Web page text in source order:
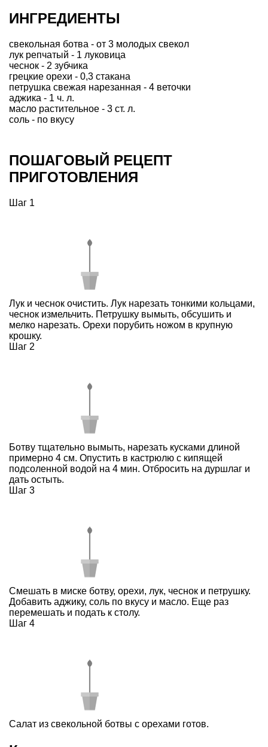
ИНГРЕДИЕНТЫ
свекольная ботва - от 3 молодых свекол
лук репчатый - 1 луковица
чеснок - 2 зубчика
грецкие орехи - 0,3 стакана
петрушка свежая нарезанная - 4 веточки
аджика - 1 ч. л.
масло растительное - 3 ст. л.
соль - по вкусу
ПОШАГОВЫЙ РЕЦЕПТ
ПРИГОТОВЛЕНИЯ
Шаг 1
Лук и чеснок очистить. Лук нарезать тонкими кольцами,
чеснок измельчить. Петрушку вымыть, обсушить и
мелко нарезать. Орехи порубить ножом в крупную
крошку.
Шаг 2
Ботву тщательно вымыть, нарезать кусками длиной
примерно 4 см. Опустить в кастрюлю с кипящей
подсоленной водой на 4 мин. Отбросить на дуршлаг и
дать остыть.
Шаг 3
Смешать в миске ботву, орехи, лук, чеснок и петрушку.
Добавить аджику, соль по вкусу и масло. Еще раз
перемешать и подать к столу.
Шаг 4
Салат из свекольной ботвы с орехами готов.